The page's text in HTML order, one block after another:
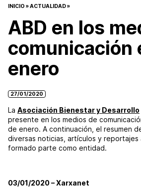
INICIO »ACTUALIDAD»
ABD en los
comunicación
enero
27/01/2020
La Asociación Bienestar y Desarrollo
presente en los medios de
de enero. A continuación, el resumen
diversas noticias, artículos y reportajes
formado parte como entidad.
03/01/2020 – Xarxanet